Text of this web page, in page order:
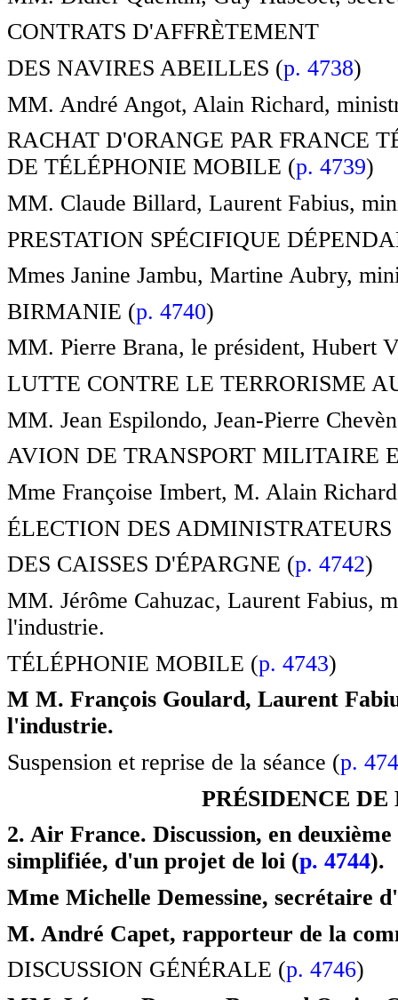
CONTRATS D'AFFRÈTEMENT
DES NAVIRES ABEILLES (p. 4738)
MM. André Angot, Alain Richard,
RACHAT D'ORANGE PAR FRANCE
DE TÉLÉPHONIE MOBILE (p. 4739)
MM. Claude Billard, Laurent Fabius,
PRESTATION SPÉCIFIQUE
Mmes Janine Jambu, Martine Aubry,
BIRMANIE (p. 4740)
MM. Pierre Brana, le président, Hubert
LUTTE CONTRE LE TERRORISME
MM. Jean Espilondo, Jean-Pierre
AVION DE TRANSPORT MILITAIRE
Mme Françoise Imbert, M. Alain
ÉLECTION DES ADMINISTRATEURS
DES CAISSES D'ÉPARGNE (p. 4742)
MM. Jérôme Cahuzac, Laurent Fabius,
l'industrie.
TÉLÉPHONIE MOBILE (p. 4743)
M M. François Goulard, Laurent
l'industrie.
Suspension et reprise de la séance (p.
PRÉSIDENCE
2. Air France. Discussion, en
simplifiée, d'un projet de loi (p. 4744).
Mme Michelle Demessine, secrétaire
M. André Capet, rapporteur de la
DISCUSSION GÉNÉRALE (p. 4746)